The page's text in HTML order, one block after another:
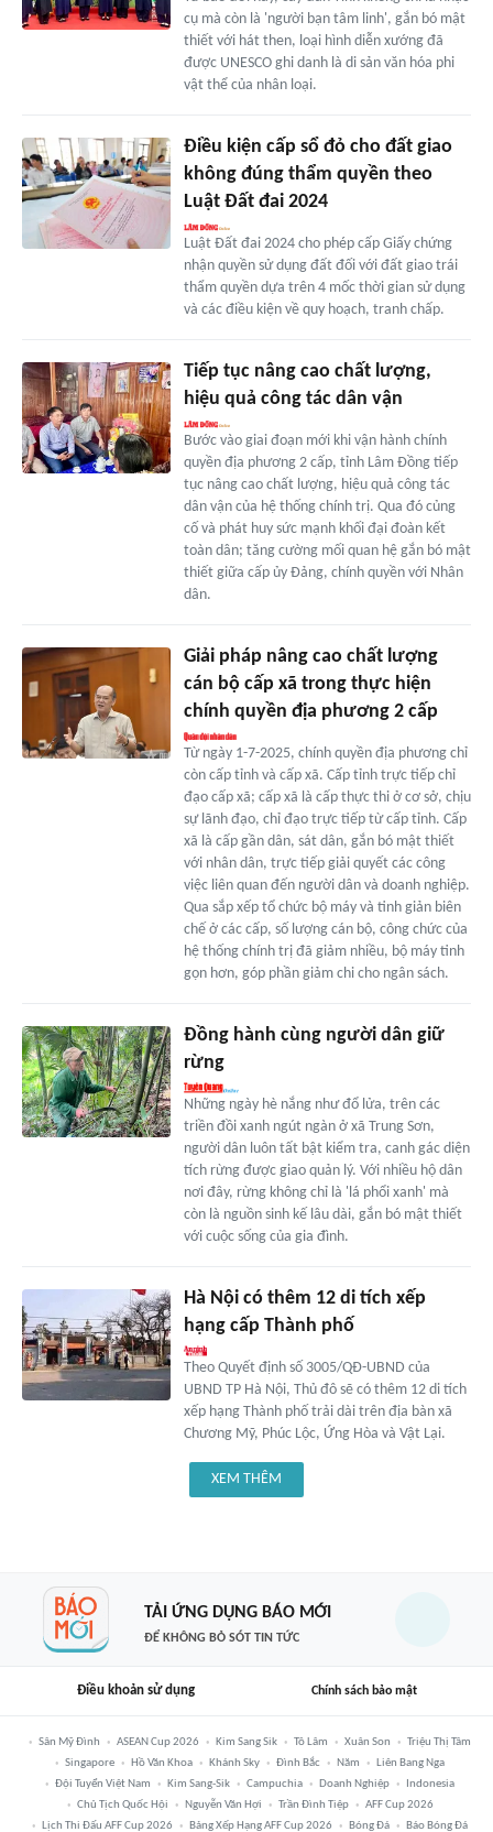
cụ mà còn là 'người bạn tâm linh', gắn bó mật
thiết với hát then, loại hình diễn xướng đã
được UNESCO ghi danh là di sản văn hóa phi
vật thể của nhân loại.
Điều kiện cấp sổ đỏ cho đất giao
không đúng thẩm quyền theo
Luật Đất đai 2024
Luật Đất đai 2024 cho phép cấp Giấy chứng
nhận quyền sử dụng đất đối với đất giao trái
thẩm quyền dựa trên 4 mốc thời gian sử dụng
và các điều kiện về quy hoạch, tranh chấp.
Tiếp tục nâng cao chất lượng,
hiệu quả công tác dân vận
Bước vào giai đoạn mới khi vận hành chính
quyền địa phương 2 cấp, tỉnh Lâm Đồng tiếp
tục nâng cao chất lượng, hiệu quả công tác
dân vận của hệ thống chính trị. Qua đó củng
cố và phát huy sức mạnh khối đại đoàn kết
toàn dân; tăng cường mối quan hệ gắn bó mật
thiết giữa cấp ủy Đảng, chính quyền với Nhân
dân.
Giải pháp nâng cao chất lượng
cán bộ cấp xã trong thực hiện
chính quyền địa phương 2 cấp
Từ ngày 1-7-2025, chính quyền địa phương chỉ
còn cấp tỉnh và cấp xã. Cấp tỉnh trực tiếp chỉ
đạo cấp xã; cấp xã là cấp thực thi ở cơ sở, chịu
sự lãnh đạo, chỉ đạo trực tiếp từ cấp tỉnh. Cấp
xã là cấp gần dân, sát dân, gắn bó mật thiết
với nhân dân, trực tiếp giải quyết các công
việc liên quan đến người dân và doanh nghiệp.
Qua sắp xếp tổ chức bộ máy và tinh giản biên
chế ở các cấp, số lượng cán bộ, công chức của
hệ thống chính trị đã giảm nhiều, bộ máy tinh
gọn hơn, góp phần giảm chi cho ngân sách.
Đồng hành cùng người dân giữ
rừng
Những ngày hè nắng như đổ lửa, trên các
triền đồi xanh ngút ngàn ở xã Trung Sơn,
người dân luôn tất bật kiểm tra, canh gác diện
tích rừng được giao quản lý. Với nhiều hộ dân
nơi đây, rừng không chỉ là 'lá phổi xanh' mà
còn là nguồn sinh kế lâu dài, gắn bó mật thiết
với cuộc sống của gia đình.
Hà Nội có thêm 12 di tích xếp
hạng cấp Thành phố
Theo Quyết định số 3005/QĐ-UBND của
UBND TP Hà Nội, Thủ đô sẽ có thêm 12 di tích
xếp hạng Thành phố trải dài trên địa bàn xã
Chương Mỹ, Phúc Lộc, Ứng Hòa và Vật Lại.
XEM THÊM
TẢI ỨNG DỤNG BÁO MỚI
ĐỂ KHÔNG BỎ SÓT TIN TỨC
Điều khoản sử dụng Chính sách bảo mật
Sân Mỹ Đình ASEAN Cup 2026 Kim Sang Sik Tô Lâm Xuân Son
Triệu Thị Tâm
Singapore
Hồ Văn Khoa Khánh Sky Đình Bắc Năm
Liên Bang Nga
Đội Tuyển Việt Nam
Kim Sang-Sik Campuchia Doanh Nghiệp
Indonesia
Chủ Tịch Quốc Hội
Nguyễn Văn Hợi Trần Đình Tiệp
AFF Cup 2026
Lịch Thi Đấu AFF Cup 2026
Bảng Xếp Hạng AFF Cup 2026 Bóng Đá Báo Bóng Đá